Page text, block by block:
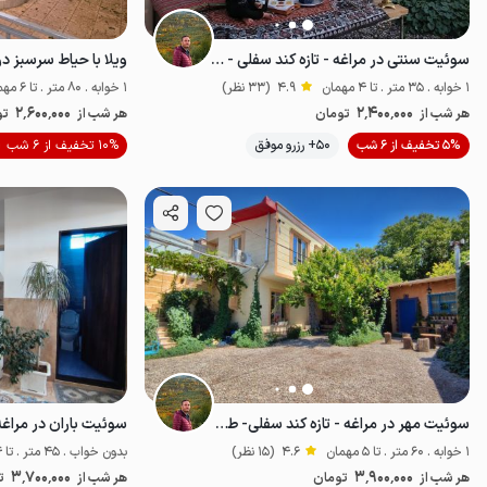
سوئیت سنتی در مراغه - تازه کند سفلی - آشتی
1 خوابه . 35 متر . تا 4 مهمان 4.9 (33 نظر)
هر شب از 2٬400٬000 تومان
5% تخفیف از 6 شب
50+ رزرو موفق موقعیت در نقشه
ویلا با حیاط سرسبز
1 خوابه . 80 متر . تا 6 مهمان
هر شب از 2٬600٬000
10% تخفیف از 6 شب
سوئیت مهر در مراغه - تازه کند سفلی- طبقه ۲
1 خوابه . 60 متر . تا 5 مهمان 4.6 (15 نظر)
هر شب از 3٬900٬000 تومان
بدون خواب . 45 متر . تا 4 مهمان
هر شب از 3٬700٬000